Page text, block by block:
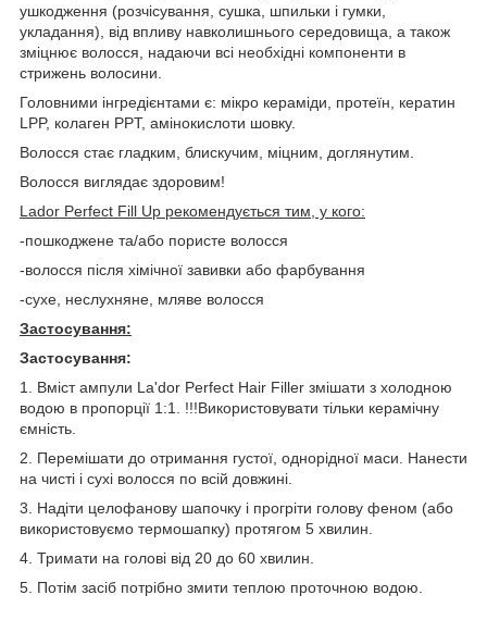
ушкодження (розчісування, сушка, шпильки і гумки,
укладання), від впливу навколишнього середовища, а також
зміцнює волосся, надаючи всі необхідні компоненти в
стрижень волосини.
Головними інгредієнтами є: мікро кераміди, протеїн, кератин
LPP, колаген PPT, амінокислоти шовку.
Волосся стає гладким, блискучим, міцним, доглянутим.
Волосся виглядає здоровим!
Lador Perfect Fill Up рекомендується тим, у кого:
-пошкоджене та/або пористе волосся
-волосся після хімічної завивки або фарбування
-сухе, неслухняне, мляве волосся
Застосування:
Застосування:
1. Вміст ампули La'dor Perfect Hair Filler змішати з холодною
водою в пропорції 1:1. !!!Використовувати тільки керамічну
ємність.
2. Перемішати до отримання густої, однорідної маси. Нанести
на чисті і сухі волосся по всій довжині.
3. Надіти целофанову шапочку і прогріти голову феном (або
використовуємо термошапку) протягом 5 хвилин.
4. Тримати на голові від 20 до 60 хвилин.
5. Потім засіб потрібно змити теплою проточною водою.